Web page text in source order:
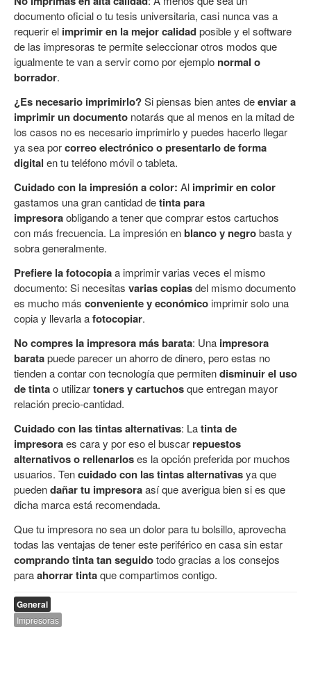
documento oficial o tu tesis universitaria, casi nunca vas a
requerir el imprimir en la mejor calidadposible y el software
de las impresoras te permite seleccionar otros modos que
igualmente te van a servir como por ejemplo normal o
borrador.
¿Es necesario imprimirlo?Si piensas bien antes deenviar a
imprimir un documento notarás que al menos en la mitad de
los casos no es necesario imprimirlo y puedes hacerlo llegar
ya sea porcorreo electrónico o presentarlo de forma
digital en tu teléfono móvil o tableta.
Cuidado con la impresión a color: Al imprimir en color
gastamos una gran cantidad detinta para
impresoraobligando a tener que comprar estos cartuchos
con más frecuencia. La impresión enblanco y negrobasta y
sobra generalmente.
Prefiere la fotocopiaa imprimir varias veces el mismo
documento: Si necesitas varias copiasdel mismo documento
es mucho más conveniente y económico imprimir solo una
copia y llevarla afotocopiar.
No compres la impresora más barata: Una impresora
baratapuede parecer un ahorro de dinero, pero estas no
tienden a contar con tecnología que permitendisminuir el uso
de tintao utilizartoners y cartuchosque entregan mayor
relación precio-cantidad.
Cuidado con las tintas alternativas: Latinta de
impresoraes cara y por eso el buscar repuestos
alternativos o rellenarloses la opción preferida por muchos
usuarios. Tencuidado con las tintas alternativasya que
puedendañar tu impresoraasí que averigua bien si es que
dicha marca está recomendada.
Que tu impresora no sea un dolor para tu bolsillo, aprovecha
todas las ventajas de tener este periférico en casa sin estar
comprando tinta tan seguidotodo gracias a los consejos
paraahorrar tintaque compartimos contigo.
General
Impresoras